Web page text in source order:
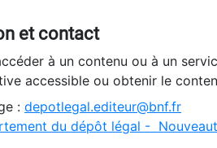
et contact
à un contenu ou à un
accessible ou obtenir le
: depotlegal.editeur@bnf.fr
du dépôt légal -